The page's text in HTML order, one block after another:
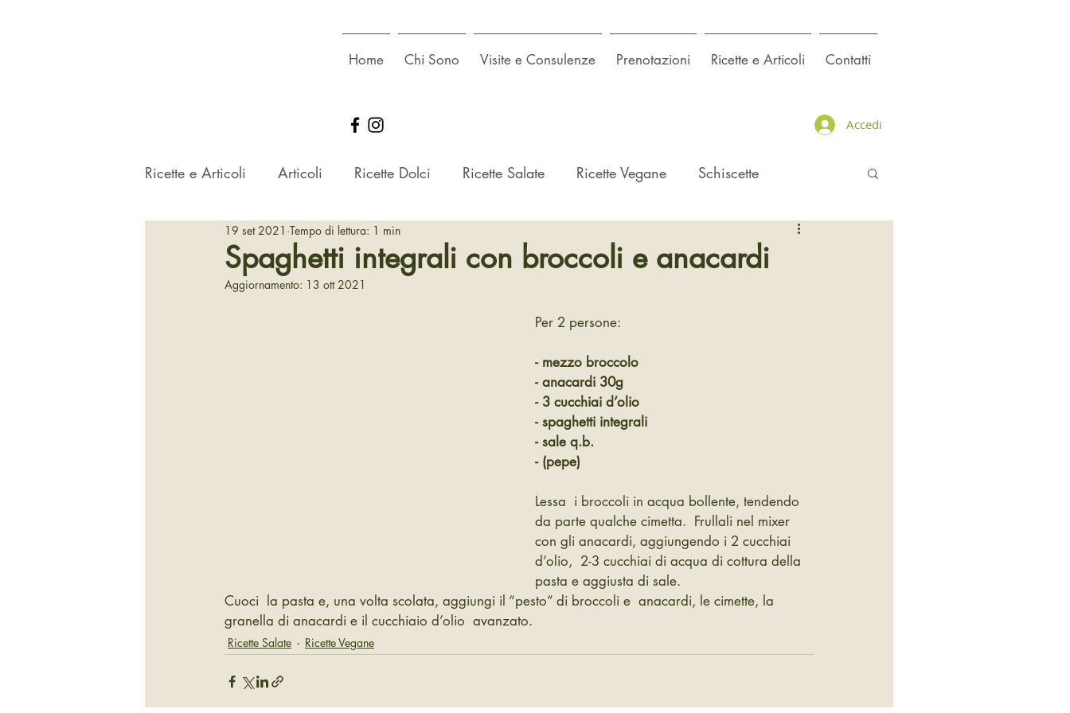
Home Chi Sono Visite e Consulenze Prenotazioni Ricette e Articoli Contatti
Accedi
Ricette e Articoli Articoli Ricette Dolci Ricette Salate Ricette Vegane Schiscette
Spaghetti integrali con broccoli e anacardi
19 set 2021 Tempo di lettura: 1 min
Aggiornamento: 13 ott 2021
Per 2 persone:
- mezzo broccolo
- anacardi 30g
- 3 cucchiai d’olio
- spaghetti integrali
- sale q.b.
- (pepe)
Lessa  i broccoli in acqua bollente, tendendo
da parte qualche cimetta.  Frullali nel mixer
con gli anacardi, aggiungendo i 2 cucchiai
d’olio,  2-3 cucchiai di acqua di cottura della
pasta e aggiusta di sale.
Cuoci  la pasta e, una volta scolata, aggiungi il “pesto” di broccoli e  anacardi, le cimette, la
granella di anacardi e il cucchiaio d’olio  avanzato.
Ricette Salate Ricette Vegane